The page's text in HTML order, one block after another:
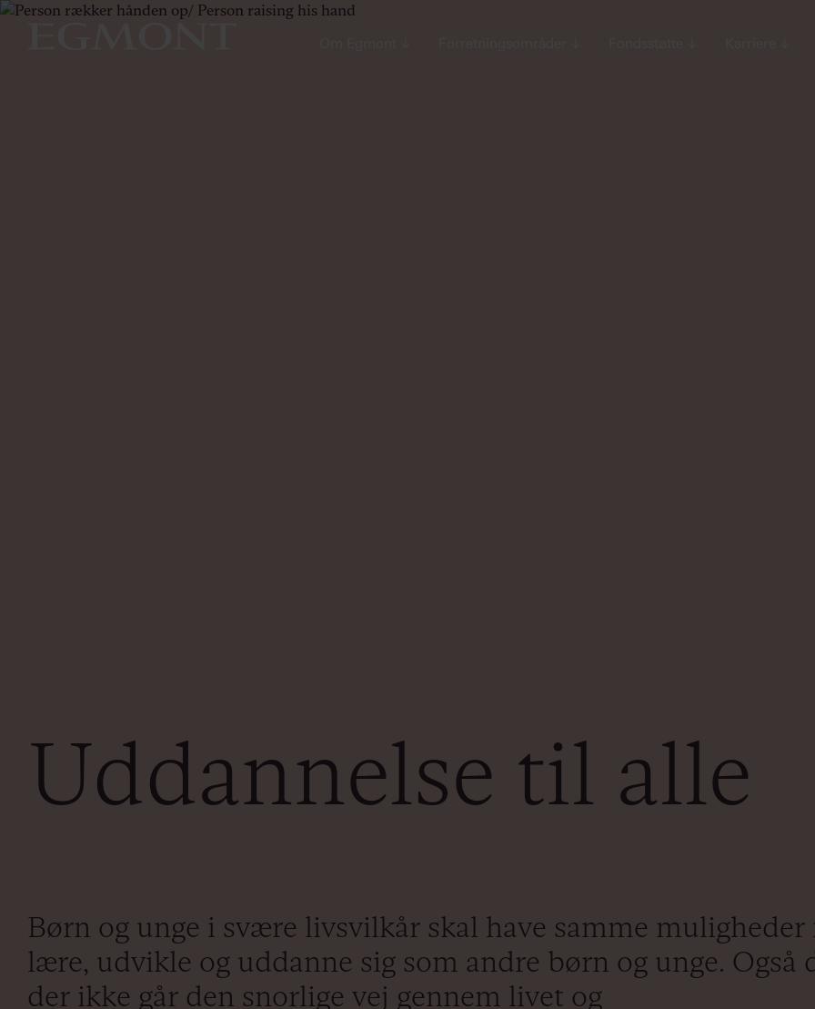
Uddannelse til alle
Børn og unge i svære livsvilkår skal have samme muligheder
lære, udvikle og uddanne sig som andre børn og unge. Også
der ikke går den snorlige vej gennem livet og